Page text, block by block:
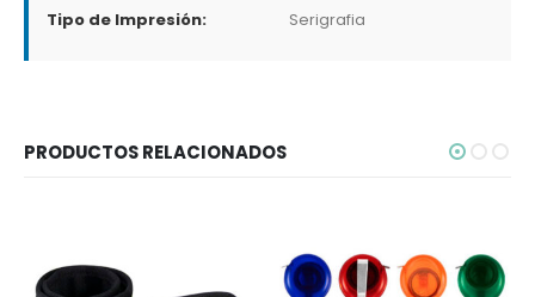
Tipo de Impresión: Serigrafia
PRODUCTOS RELACIONADOS